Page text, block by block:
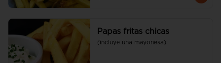
Papas fritas chicas
(incluye una mayonesa).